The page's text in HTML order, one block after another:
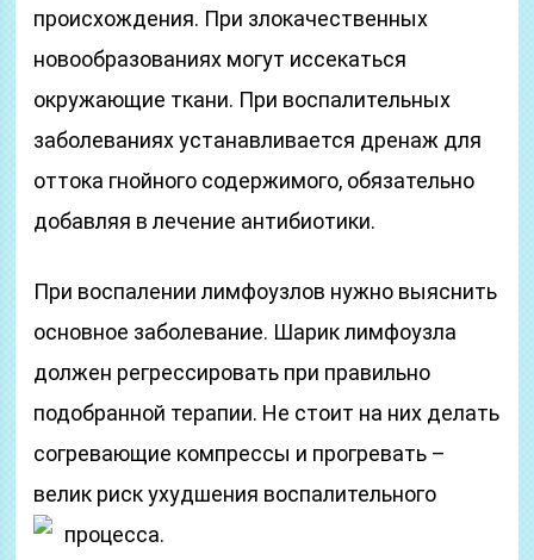
происхождения. При злокачественных
новообразованиях могут иссекаться
окружающие ткани. При воспалительных
заболеваниях устанавливается дренаж для
оттока гнойного содержимого, обязательно
добавляя в лечение антибиотики.
При воспалении лимфоузлов нужно выяснить
основное заболевание. Шарик лимфоузла
должен регрессировать при правильно
подобранной терапии. Не стоит на них делать
согревающие компрессы и прогревать –
велик риск ухудшения воспалительного
процесса.